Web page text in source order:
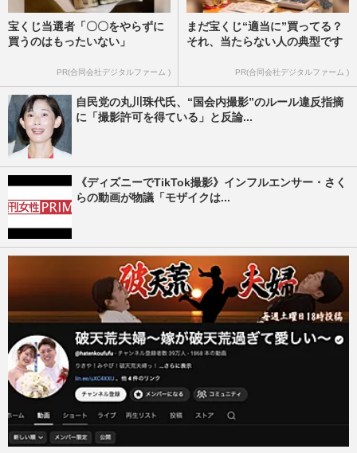
宝くじ当選者「〇〇をやらずに
買うのはもったいない」
PR(合同会社デジタルファーム )
まだ宝くじ“適当に”買ってる？
それ、当たらない人の典型です
PR(合同会社デジタルファーム )
自民党の丸川珠代氏、“国会内撮影”のルール違反指摘
に「撮影許可を得ている」と反論...
《ディズニーでTikTok撮影》インフルエンサー・さく
らの動画が物議「モザイクは...